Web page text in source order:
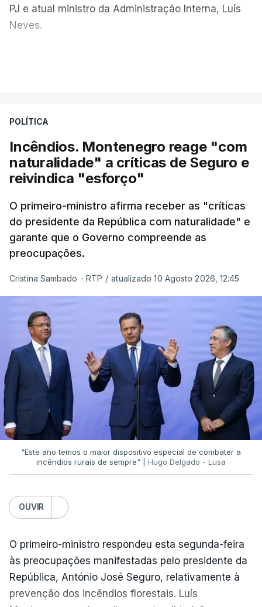
PJ e atual ministro da Administração Interna, Luís
Neves.
das notícias que são dadas diariamente,
continuam a trabalhar"
ESTE CONTEÚDO ESTÁ NESTE
MOMENTO INDISPONÍVEL
O diretor da PJ aproveitou ainda para apelar à
serenidade interna e externa
da instituição e diz
que só a investigação vai permitir apurar se houve
ou não imprudências.
Já a ministra da Justiça, em reação à auditoria
feita à Polícia Judiciária, disse que a ação pautou-
se por um único objetivo:"proteger a PJ e
defender as instituições".
ERRO
100
ERROR ON HTML5 MEDIA ELEMENT
ESTE CONTEÚDO ESTÁ NESTE
MOMENTO INDISPONÍVEL
POLÍTICA
Incêndios. Montenegro reage "com
naturalidade" a críticas de Seguro e
reivindica "esforço"
O primeiro-ministro afirma receber as "críticas
do presidente da República com naturalidade" e
garante que o Governo compreende as
preocupações.
Cristina Sambado - RTP / atualizado 10 Agosto 2026, 12:45
"Este ano temos o maior dispositivo especial de combater a
incêndios rurais de sempre" | Hugo Delgado - Lusa
OUVIR
O primeiro-ministro respondeu esta segunda-feira
às preocupações manifestadas pelo presidente da
República, António José Seguro, relativamente à
prevenção dos incêndios florestais. Luís